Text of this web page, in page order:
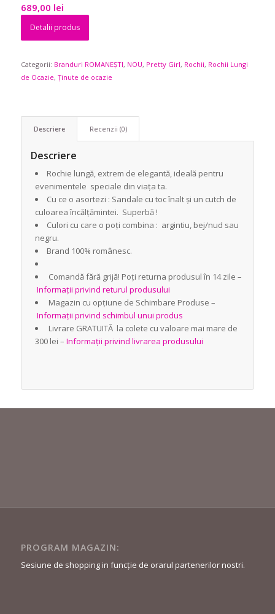
689,00 lei
Detalii produs
Categorii: Branduri ROMANEȘTI, NOU, Pretty Girl, Rochii, Rochii Lungi
de Ocazie, Ținute de ocazie
Descriere Recenzii (0)
Descriere
Rochie lungă, extrem de elegantă, ideală pentru
evenimentele speciale din viața ta.
Cu ce o asortezi : Sandale cu toc înalt și un cutch de
culoarea încălțămintei. Superbă !
Culori cu care o poți combina : argintiu, bej/nud sau
negru.
Brand 100% românesc.
Comandă fără grijă! Poți returna produsul în 14 zile –
Informații privind returul produsului
Magazin cu opțiune de Schimbare Produse –
Informații privind schimbul unui produs
Livrare GRATUITĂ la colete cu valoare mai mare de
300 lei – Informații privind livrarea produsului
PROGRAM MAGAZIN:
Sesiune de shopping in funcție de orarul partenerilor nostri.